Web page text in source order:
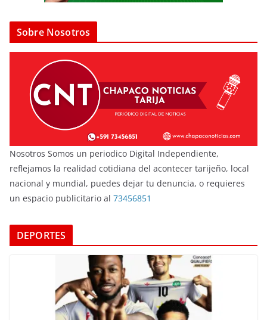
Sobre Nosotros
Nosotros Somos un periodico Digital Independiente,
reflejamos la realidad cotidiana del acontecer tarijeño, local
nacional y mundial, puedes dejar tu denuncia, o requieres
un espacio publicitario al 73456851
DEPORTES